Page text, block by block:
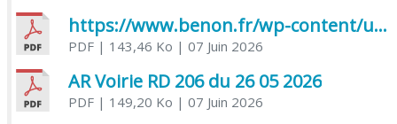
https://www.benon.fr/wp-content/uploads/2026/06/AR-Voirie-Chemin-de-Lafond-du-26-05-2026.pdf
PDF| 143,46 Ko | 07 Juin 2026
AR Voirie RD 206 du 26 05 2026
PDF| 149,20 Ko | 07 Juin 2026